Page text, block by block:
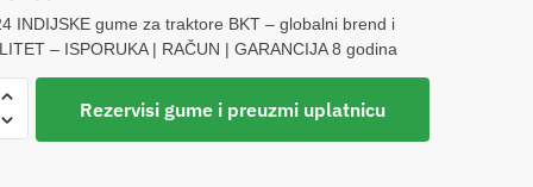
INDIJSKE gume za traktore BKT – globalni brend i
– ISPORUKA | RAČUN | GARANCIJA 8 godina
Rezervisi gume i preuzmi uplatnicu